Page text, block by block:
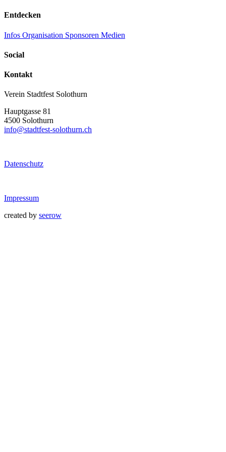
Entdecken
Infos Organisation Sponsoren Medien
Social
Kontakt
Verein Stadtfest Solothurn
Hauptgasse 81
4500 Solothurn
info@stadtfest-solothurn.ch
Datenschutz
Impressum
created by seerow